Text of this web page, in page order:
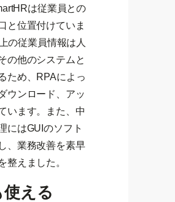
は従業員との
と位置付けていま
の従業員情報は人
の他のシステムと
ため、RPAによっ
ウンロード、アッ
います。また、中
にはGUIのソフト
、業務改善を素早
整えました。
使える